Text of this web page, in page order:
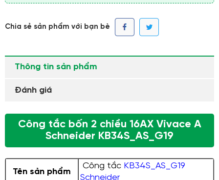
Chia sẻ sản phẩm với bạn bè
Thông tin sản phẩm
Đánh giá
Công tắc bốn 2 chiều 16AX Vivace A
Schneider KB34S_AS_G19
Tên sản phẩm
Công tắc KB34S_AS_G19
Schneider